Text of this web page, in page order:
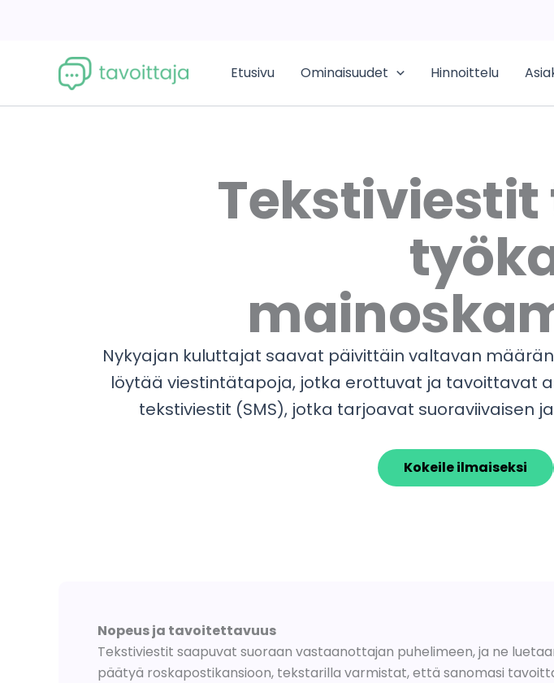
Etusivu Ominaisuudet Hinnoittelu
Nykyajan kuluttajat saavat päivittäin valtavan
löytää viestintätapoja, jotka erottuvat ja tavoittavat
tekstiviestit (SMS), jotka tarjoavat suoraviivaisen
Kokeile ilmaiseksi
Nopeus ja tavoitettavuus
Tekstiviestit saapuvat suoraan vastaanottajan puhelimeen, ja ne
päätyä roskapostikansioon, tekstarilla varmistat, että sanomasi